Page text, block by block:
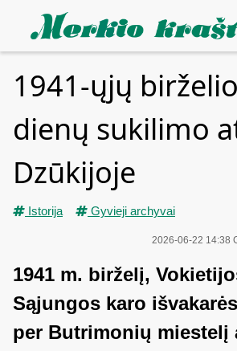
1941-ųjų
dienų sukilimo
Dzūkijoje
Istorija Gyvieji archyvai
2026-06-22 14:38
1941 m. birželį,
Sąjungos karo
per Butrimonių miestelį